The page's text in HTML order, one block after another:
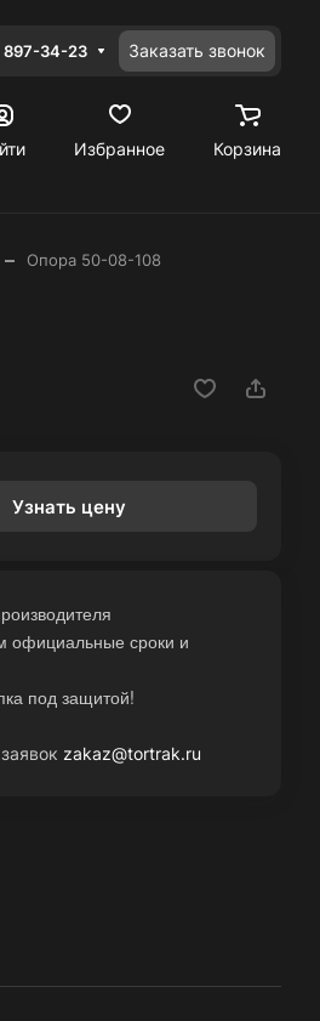
897-34-23 Заказать звонок
Избранное Корзина
– Опора 50-08-108
Узнать цену
официальные сроки и
под защитой!
zakaz@tortrak.ru